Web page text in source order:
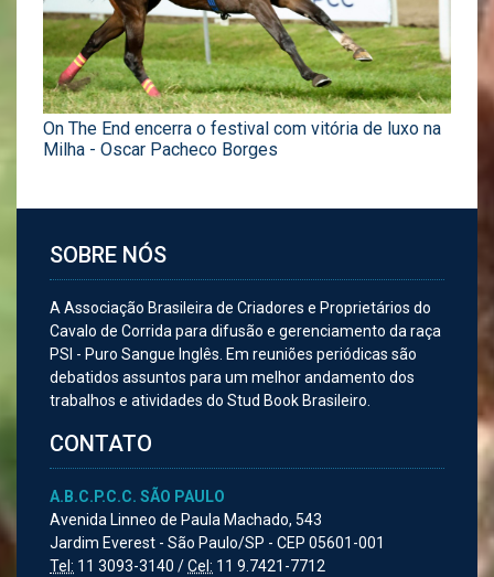
On The End encerra o festival com vitória de luxo na
Milha - Oscar Pacheco Borges
SOBRE NÓS
A Associação Brasileira de Criadores e Proprietários do
Cavalo de Corrida para difusão e gerenciamento da raça
PSI - Puro Sangue Inglês. Em reuniões periódicas são
debatidos assuntos para um melhor andamento dos
trabalhos e atividades do Stud Book Brasileiro.
CONTATO
A.B.C.P.C.C. SÃO PAULO
Avenida Linneo de Paula Machado, 543
Jardim Everest - São Paulo/SP - CEP 05601-001
Tel: 11 3093-3140 /Cel: 11 9.7421-7712